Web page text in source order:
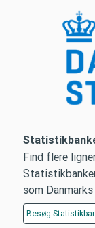
Find flere
som
Besøg